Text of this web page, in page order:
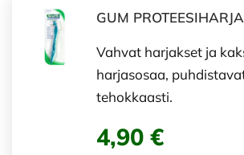
GUM
Vahvat harjakset ja
harjasosaa,
tehokkaasti.
4,90 €